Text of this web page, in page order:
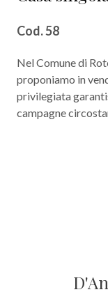
Cod. 58
Nel Comune di
proponiamo in
privilegiata
campagne